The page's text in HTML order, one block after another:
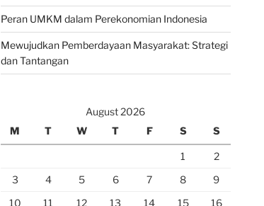
Peran UMKM dalam Perekonomian Indonesia
Mewujudkan Pemberdayaan Masyarakat: Strategi
dan Tantangan
August 2026
M
T W T F S S
1
2
3
4 5 6 7 8
9
10
11 12 13 14 15
16